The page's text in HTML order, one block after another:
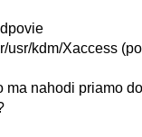
usr/kdm/Xaccess
ma nahodi priamo